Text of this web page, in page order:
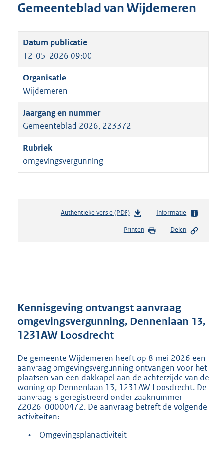
Gemeenteblad van Wijdemeren
12-05-2026 09:00
Wijdemeren
Gemeenteblad 2026, 223372
omgevingsvergunning
Authentieke versie (PDF)b
s
r
o
e
:
2
1
9
K
Informatie
Printen Delen
Kennisgeving ontvangst aanvraag
omgevingsvergunning, Dennenlaan 13,
1231AW Loosdrecht
De gemeente Wijdemeren heeft op 8 mei 2026 een
aanvraag omgevingsvergunning ontvangen voor het
plaatsen van een dakkapel aan de achterzijde van de
woning op Dennenlaan 13, 1231AW Loosdrecht. De
aanvraag is geregistreerd onder zaaknummer
Z2026-00000472. De aanvraag betreft de volgende
activiteiten:
•
Omgevingsplanactiviteit